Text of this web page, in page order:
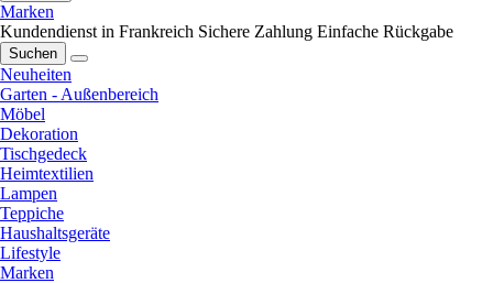
Marken
Kundendienst in Frankreich Sichere Zahlung Einfache Rückgabe
Suchen
Neuheiten
Garten - Außenbereich
Möbel
Dekoration
Tischgedeck
Heimtextilien
Lampen
Teppiche
Haushaltsgeräte
Lifestyle
Marken